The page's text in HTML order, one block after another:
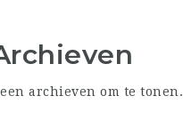
archieven om te tonen.